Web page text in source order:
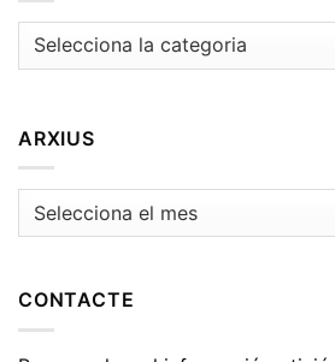
Temes
ARXIUS
Arxius
CONTACTE